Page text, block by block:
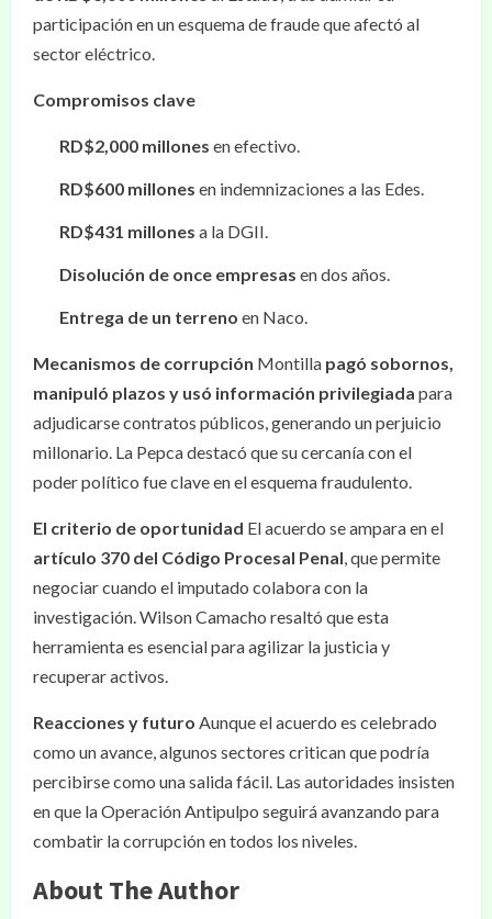
participación en un esquema de fraude que afectó al
sector eléctrico.
Compromisos clave
RD$2,000 millones en efectivo.
RD$600 millones en indemnizaciones a las Edes.
RD$431 millones a la DGII.
Disolución de once empresas en dos años.
Entrega de un terreno en Naco.
Mecanismos de corrupción Montilla pagó sobornos,
manipuló plazos y usó información privilegiada para
adjudicarse contratos públicos, generando un perjuicio
millonario. La Pepca destacó que su cercanía con el
poder político fue clave en el esquema fraudulento.
El criterio de oportunidad El acuerdo se ampara en el
artículo 370 del Código Procesal Penal, que permite
negociar cuando el imputado colabora con la
investigación. Wilson Camacho resaltó que esta
herramienta es esencial para agilizar la justicia y
recuperar activos.
Reacciones y futuro Aunque el acuerdo es celebrado
como un avance, algunos sectores critican que podría
percibirse como una salida fácil. Las autoridades insisten
en que la Operación Antipulpo seguirá avanzando para
combatir la corrupción en todos los niveles.
About The Author